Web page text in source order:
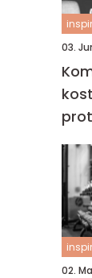
03.
02.